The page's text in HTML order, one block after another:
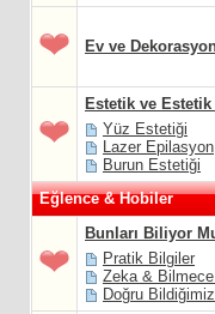
Ev ve
Estetik ve Estetik
Yüz Estetiği
Lazer Epilasyon
Burun Estetiği
Eğlence & Hobiler
Bunları Biliyor
Pratik Bilgiler
Zeka & Bilmece
Doğru